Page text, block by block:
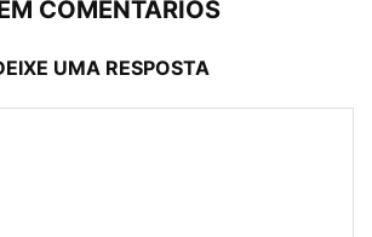
COMENTÁRIOS
UMA RESPOSTA